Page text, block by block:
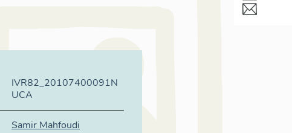
IVR82_20107400091N
UCA
Samir Mahfoudi